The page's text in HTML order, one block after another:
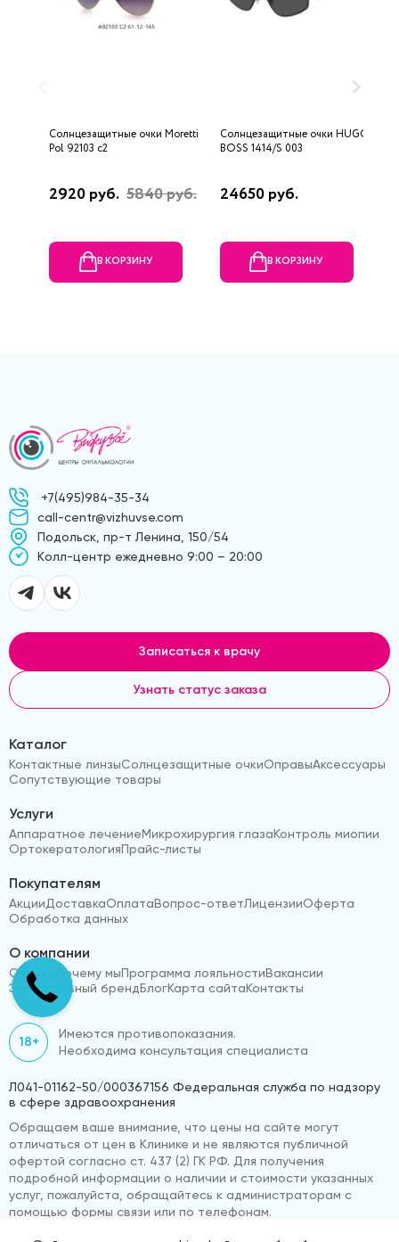
Солнцезащитные очки Moretti
Pol 92103 c2
2920 руб. 5840 руб.
В КОРЗИНУ
Солнцезащитные очки HUGO
BOSS 1414/S 003
24650 руб.
В КОРЗИНУ
+7(495)984-35-34
call-centr@vizhuvse.com
Подольск, пр-т Ленина, 150/54
Kолл-центр ежедневно 9:00 – 20:00
Записаться к врачу
Узнать статус заказа
Каталог
Контактные линзыСолнцезащитные очкиОправыАксессуары
Сопутствующие товары
Услуги
Аппаратное лечениеМикрохирургия глазаКонтроль миопии
ОртокератологияПрайс-листы
Покупателям
АкцииДоставкаОплатаВопрос-ответЛицензииОферта
Обработка данных
О компании
Отзывы Почему мыПрограмма лояльностиВакансии
Эксклюзивный брендБлогКарта сайтаКонтакты
18+
Имеются противопоказания.
Необходима консультация специалиста
Л041-01162-50/000367156 Федеральная служба по надзору
в сфере здравоохранения
Обращаем ваше внимание, что цены на сайте могут
отличаться от цен в Клинике и не являются публичной
офертой согласно ст. 437 (2) ГК РФ. Для получения
подробной информации о наличии и стоимости указанных
услуг, пожалуйста, обращайтесь к администраторам с
помощью формы связи или по телефонам.